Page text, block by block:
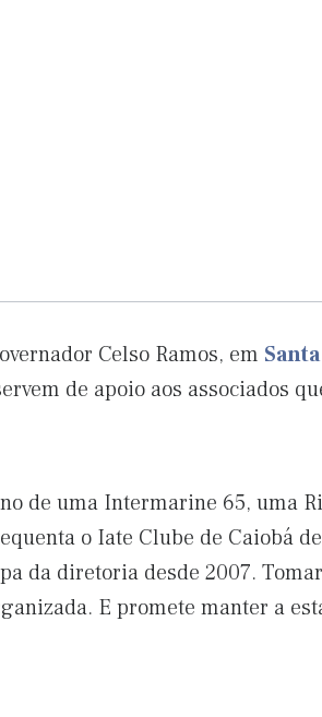
Celso Ramos, em
de apoio aos associados
de uma Intermarine 65, uma
o Iate Clube de Caiobá
da diretoria desde 2007.
E promete manter a